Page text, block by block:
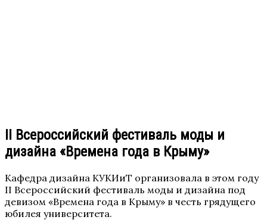
II Всероссийский фестиваль моды и
дизайна «Времена года в Крыму»
Кафедра дизайна КУКИиТ организовала в этом году
II Всероссийский фестиваль моды и дизайна под
девизом «Времена года в Крыму» в честь грядущего
юбилея университета.